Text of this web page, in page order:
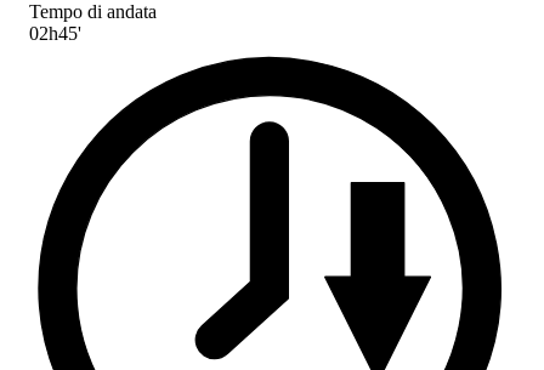
Tempo di andata
02h45'